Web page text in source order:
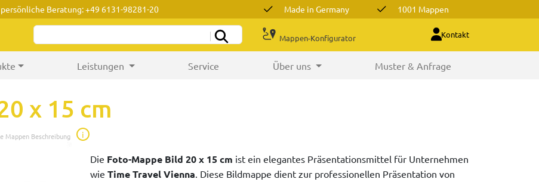
persönliche Beratung: +49 6131-98281-20 Made in Germany 1001 Mappen
Mappen-Konfigurator Kontakt
Leistungen Service Über uns Muster & Anfrage
x 15 cm
Mappen Beschreibung i
Die Foto-Mappe Bild 20 x 15 cm ist ein elegantes Präsentationsmittel für Unternehmen
wie Time Travel Vienna. Diese Bildmappe dient zur professionellen Präsentation von